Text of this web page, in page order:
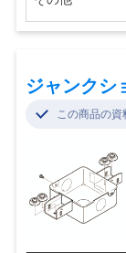
ジャンクシ
この商品の